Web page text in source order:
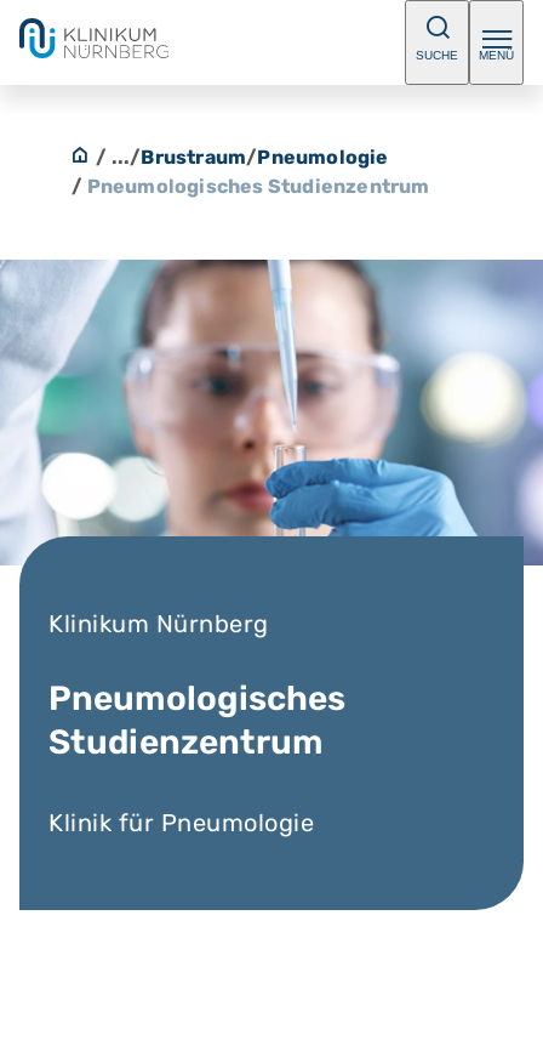
SUCHE MENÜ
/ .../Brustraum/Pneumologie
/ Pneumologisches Studienzentrum
Klinikum Nürnberg
Pneumologisches
Studienzentrum
Klinik für Pneumologie